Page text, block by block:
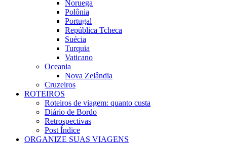
Noruega
Polônia
Portugal
República Tcheca
Suécia
Turquia
Vaticano
Oceania
Nova Zelândia
Cruzeiros
ROTEIROS
Roteiros de viagem: quanto custa
Diário de Bordo
Retrospectivas
Post Índice
ORGANIZE SUAS VIAGENS